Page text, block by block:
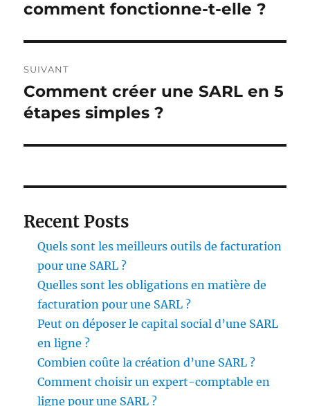
l’article
précédente :
comment fonctionne-t-elle ?
SUIVANT
Publication
suivante :
Comment créer une SARL en 5
étapes simples ?
Recent Posts
Quels sont les meilleurs outils de facturation
pour une SARL ?
Quelles sont les obligations en matière de
facturation pour une SARL ?
Peut on déposer le capital social d’une SARL
en ligne ?
Combien coûte la création d’une SARL ?
Comment choisir un expert-comptable en
ligne pour une SARL ?